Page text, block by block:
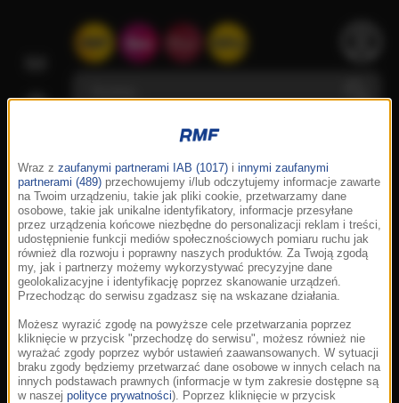
Wraz z zaufanymi partnerami IAB (1017) i innymi zaufanymi
partnerami (489) przechowujemy i/lub odczytujemy informacje zawarte
na Twoim urządzeniu, takie jak pliki cookie, przetwarzamy dane
osobowe, takie jak unikalne identyfikatory, informacje przesyłane
przez urządzenia końcowe niezbędne do personalizacji reklam i treści,
udostępnienie funkcji mediów społecznościowych pomiaru ruchu jak
również dla rozwoju i poprawny naszych produktów. Za Twoją zgodą
my, jak i partnerzy możemy wykorzystywać precyzyjne dane
geolokalizacyjne i identyfikację poprzez skanowanie urządzeń.
Przechodząc do serwisu zgadzasz się na wskazane działania.
Możesz wyrazić zgodę na powyższe cele przetwarzania poprzez
kliknięcie w przycisk "przechodzę do serwisu", możesz również nie
wyrażać zgody poprzez wybór ustawień zaawansowanych. W sytuacji
braku zgody będziemy przetwarzać dane osobowe w innych celach na
innych podstawach prawnych (informacje w tym zakresie dostępne są
w naszej polityce prywatności). Poprzez kliknięcie w przycisk